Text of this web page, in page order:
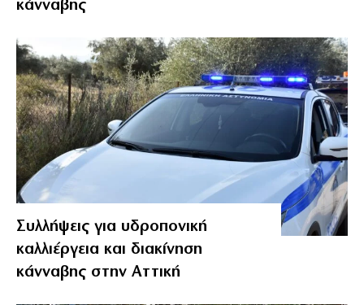
κάνναβης
Συλλήψεις για υδροπονική
καλλιέργεια και διακίνηση
κάνναβης στην Αττική